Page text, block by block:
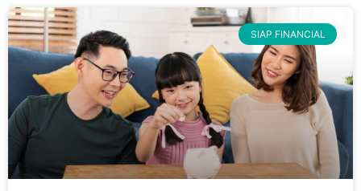
SIAP FINANCIAL